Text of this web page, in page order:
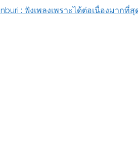
: ฟังเพลงเพราะได้ต่อเนื่องมาก